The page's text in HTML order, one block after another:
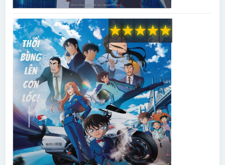
★
★
★
★
★